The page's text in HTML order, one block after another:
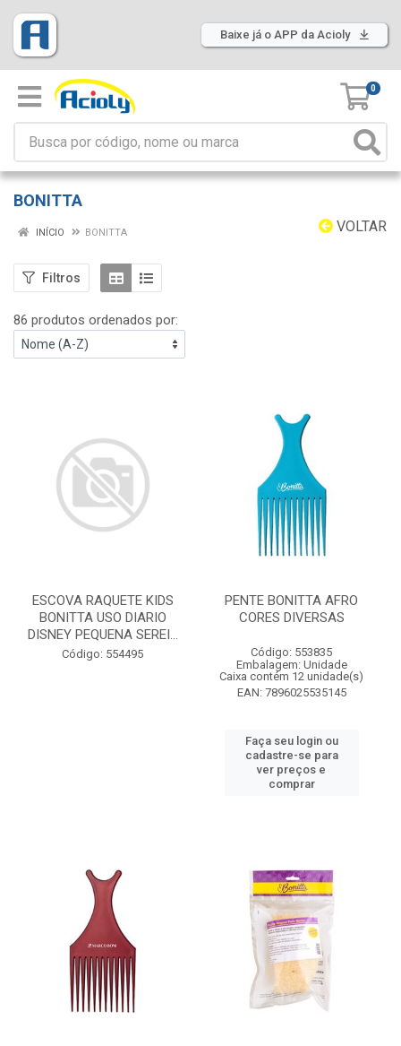
Baixe já o APP da Acioly
0
BONITTA
VOLTAR
INÍCIO BONITTA
Filtros
86 produtos ordenados por:
ESCOVA RAQUETE KIDS
BONITTA USO DIARIO
DISNEY PEQUENA SEREI...
Código: 554495
PENTE BONITTA AFRO
CORES DIVERSAS
Código: 553835
Embalagem: Unidade
Caixa contém 12 unidade(s)
EAN: 7896025535145
Faça seu login ou
cadastre-se para
ver preços e
comprar